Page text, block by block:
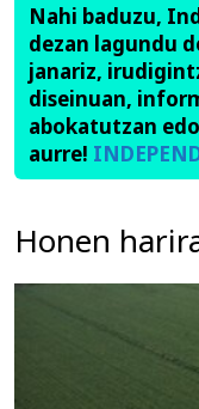
Nahi baduzu,
dezan lagundu
janariz,
diseinuan,
abokatutzan
aurre!
Honen